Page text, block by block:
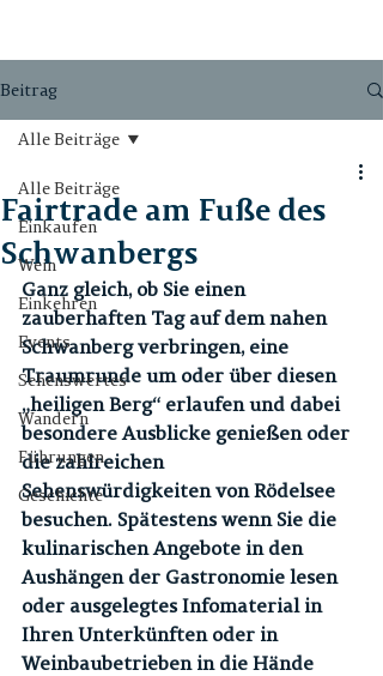
Beitrag
Alle Beiträge
Einkaufen
Wein
Einkehren
Events
Sehenswertes
Wandern
Führungen
Geschichte
Alle Beiträge
Fairtrade am Fuße des
Schwanbergs
Ganz gleich, ob Sie einen
zauberhaften Tag auf dem nahen
Schwanberg verbringen, eine
Traumrunde um oder über diesen
„heiligen Berg“ erlaufen und dabei
besondere Ausblicke genießen oder
die zahlreichen
Sehenswürdigkeiten von Rödelsee
besuchen. Spätestens wenn Sie die
kulinarischen Angebote in den
Aushängen der Gastronomie lesen
oder ausgelegtes Infomaterial in
Ihren Unterkünften oder in
Weinbaubetrieben in die Hände